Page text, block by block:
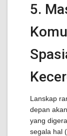
5.
Lanskap
depan
yang
segala hal (